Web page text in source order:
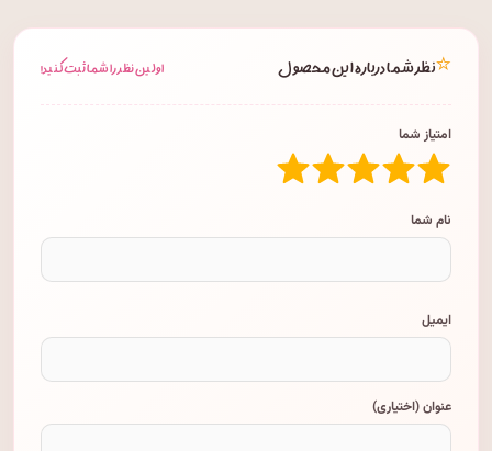
⭐نظر شما درباره این محصول اولین نظر را شما ثبت کنید!
امتیاز شما
نام شما
ایمیل
عنوان (اختیاری)